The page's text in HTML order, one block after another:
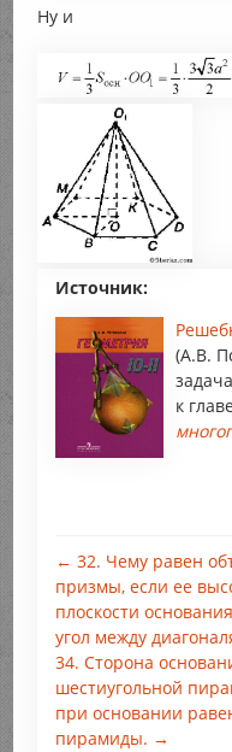
Ну и
Источник:
(А.В.
задача
к
← 32. Чему равен
призмы, если ее
плоскости
угол между
34. Сторона
шестиугольной
при основании
пирамиды. →